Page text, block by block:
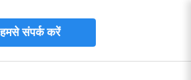
हमसे संपर्क करें